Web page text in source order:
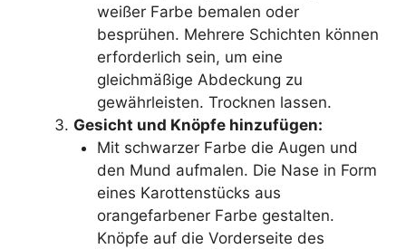
weißer Farbe bemalen oder
besprühen. Mehrere Schichten können
erforderlich sein, um eine
gleichmäßige Abdeckung zu
gewährleisten. Trocknen lassen.
Gesicht und Knöpfe hinzufügen:
Mit schwarzer Farbe die Augen und
den Mund aufmalen. Die Nase in Form
eines Karottenstücks aus
orangefarbener Farbe gestalten.
Knöpfe auf die Vorderseite des